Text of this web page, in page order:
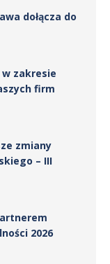
dołącza do
zakresie
firm
zmiany
– III
2026